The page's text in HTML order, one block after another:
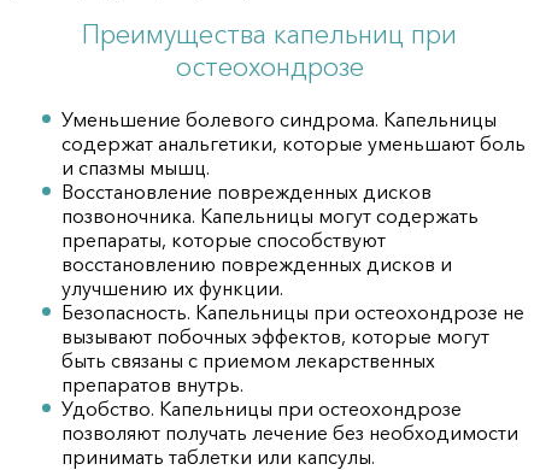
Преимущества капельниц при
остеохондрозе
Уменьшение болевого синдрома. Капельницы
содержат анальгетики, которые уменьшают боль
и спазмы мышц.
Восстановление поврежденных дисков
позвоночника. Капельницы могут содержать
препараты, которые способствуют
восстановлению поврежденных дисков и
улучшению их функции.
Безопасность. Капельницы при остеохондрозе не
вызывают побочных эффектов, которые могут
быть связаны с приемом лекарственных
препаратов внутрь.
Удобство. Капельницы при остеохондрозе
позволяют получать лечение без необходимости
принимать таблетки или капсулы.